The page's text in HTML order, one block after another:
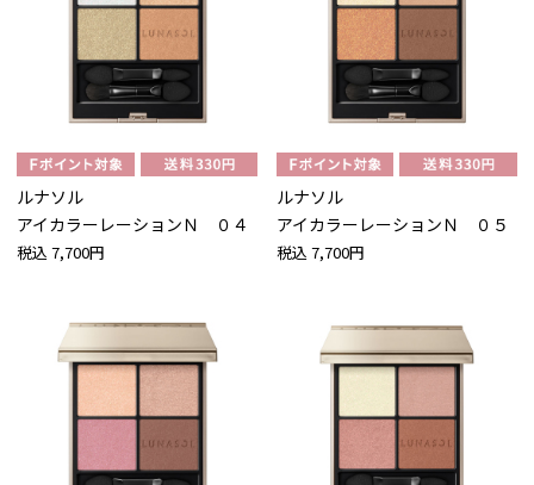
ルナソル
アイカラーレーションＮ ０４
税込 7,700円
ルナソル
アイカラーレーションＮ ０５
税込 7,700円